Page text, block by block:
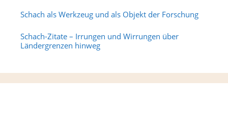
Schach als Werkzeug und als Objekt der Forschung
Schach-Zitate – Irrungen und Wirrungen über
Ländergrenzen hinweg